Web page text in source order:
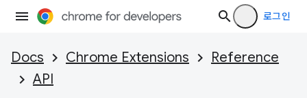
로그인
Docs Chrome Extensions
Reference
API